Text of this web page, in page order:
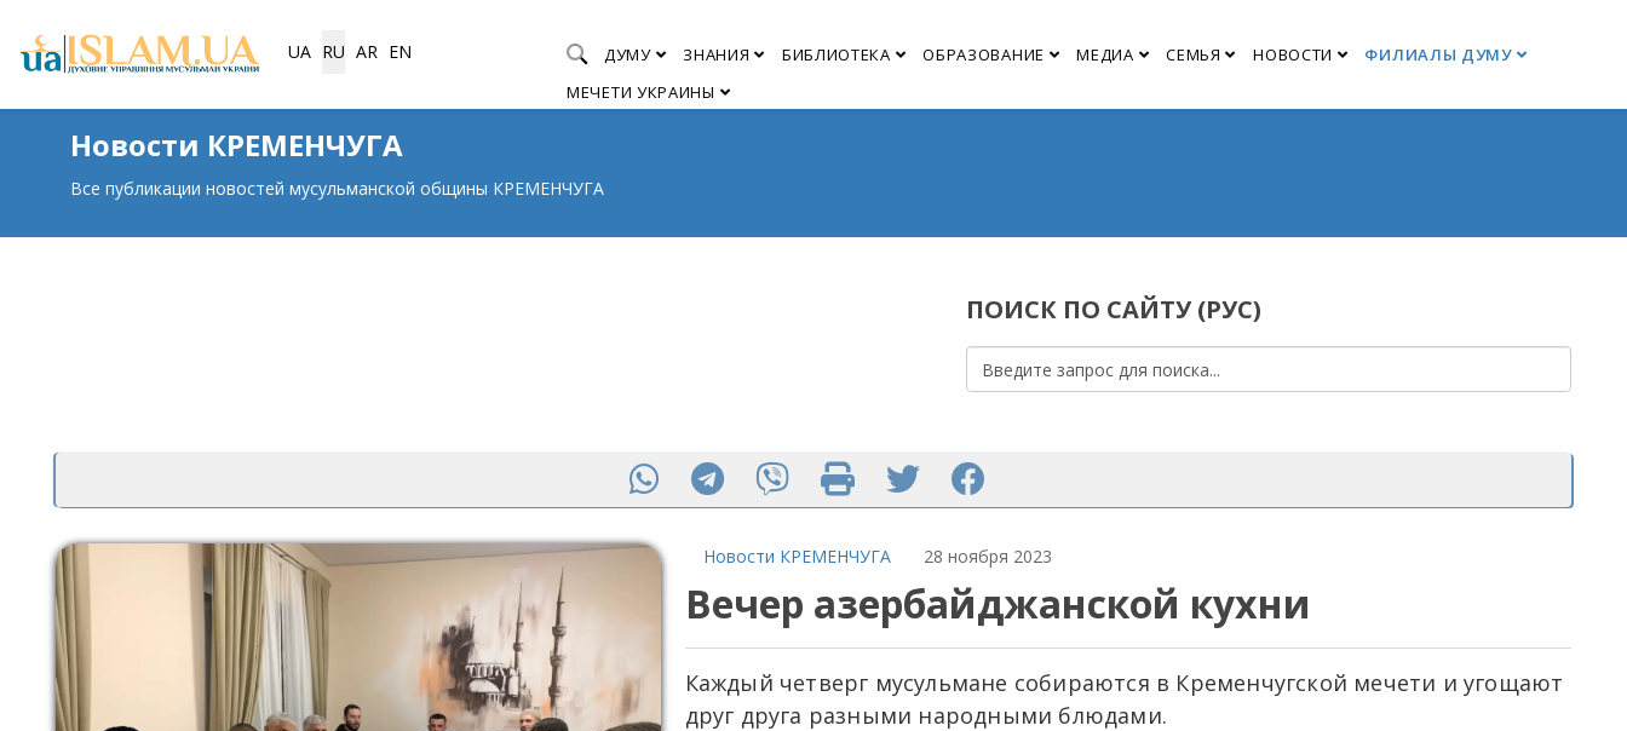
Выберите язык
UA RU AR EN ДУМУ ЗНАНИЯ БИБЛИОТЕКА ОБРАЗОВАНИЕ МЕДИА СЕМЬЯ НОВОСТИ
ФИЛИАЛЫ ДУМУ
МЕЧЕТИ УКРАИНЫ
Новости КРЕМЕНЧУГА
Все публикации новостей мусульманской общины КРЕМЕНЧУГА
ПОИСК ПО САЙТУ (РУС)
Новости КРЕМЕНЧУГА 28 ноября 2023
Вечер азербайджанской кухни
Каждый четверг мусульмане собираются в Кременчугской мечети и угощают
друг друга разными народными блюдами.